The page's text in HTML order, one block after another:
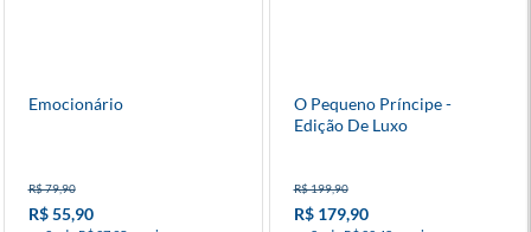
Emocionário
R$ 79,90
R$ 55,90
O Pequeno Príncipe -
Edição De Luxo
R$ 199,90
R$ 179,90